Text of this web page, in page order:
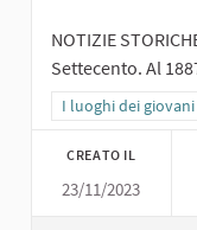
NOTIZIE
Settecento. Al
Filtra i risultati per
I luoghi dei giovani
CREATO IL
23/11/2023